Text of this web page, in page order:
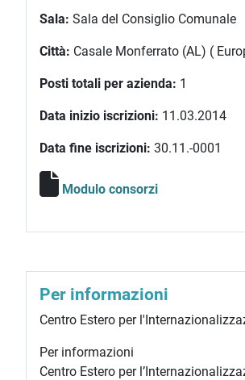
Sala: Sala del Consiglio Comunale
Città: Casale Monferrato (AL) (
Posti totali per azienda: 1
Data inizio iscrizioni: 11.03.2014
Data fine iscrizioni: 30.11.-0001
Modulo consorzi
Per informazioni
Centro Estero per
Per informazioni
Centro Estero per